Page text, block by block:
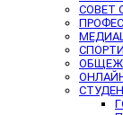
СОВЕТ